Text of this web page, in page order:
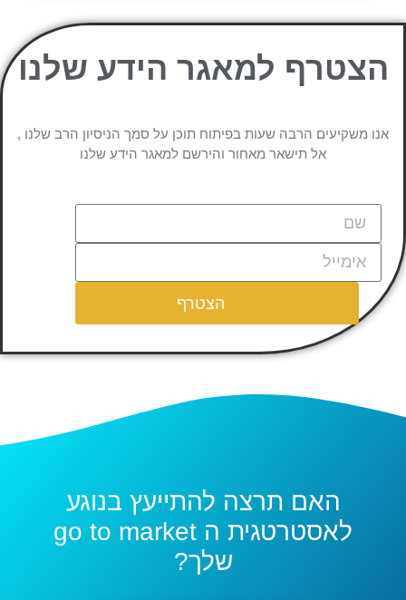
הצטרף למאגר הידע שלנו
אנו משקיעים הרבה שעות בפיתוח תוכן על סמך הניסיון הרב שלנו ,
אל תישאר מאחור והירשם למאגר הידע שלנו
הצטרף
האם תרצה להתייעץ בנוגע
לאסטרטגית ה go to market
שלך?